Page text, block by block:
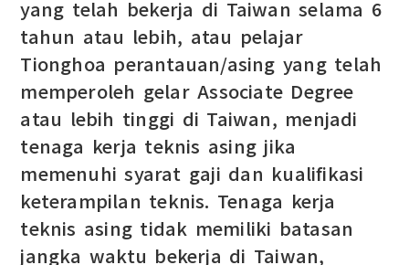
yang telah bekerja di Taiwan selama 6
tahun atau lebih, atau pelajar
Tionghoa perantauan/asing yang telah
memperoleh gelar Associate Degree
atau lebih tinggi di Taiwan, menjadi
tenaga kerja teknis asing jika
memenuhi syarat gaji dan kualifikasi
keterampilan teknis. Tenaga kerja
teknis asing tidak memiliki batasan
jangka waktu bekerja di Taiwan,